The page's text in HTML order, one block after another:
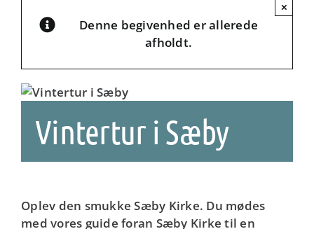
Denne begivenhed er allerede
afholdt.
×
Vintertur i Sæby
Oplev den smukke Sæby Kirke. Du mødes
med vores guide foran Sæby Kirke til en